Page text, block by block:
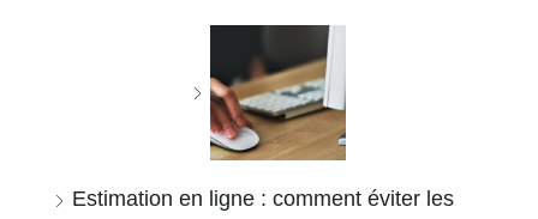
Estimation en ligne : comment éviter les